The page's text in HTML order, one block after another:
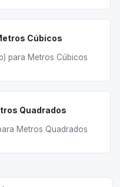
Cúbicos
para Metros Cúbicos
Quadrados
Metros Quadrados